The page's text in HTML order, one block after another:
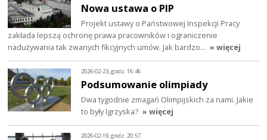
Nowa ustawa o PIP
Projekt ustawy o Państwowej Inspekcji Pracy
zakłada lepszą ochronę prawa pracowników i ograniczenie
nadużywania tak zwanych fikcyjnych umów. Jak bardzo… » więcej
2026-02-23, godz. 16:46
Podsumowanie olimpiady
Dwa tygodnie zmagań Olimpijskich za nami. Jakie
to były Igrzyska? » więcej
2026-02-19, godz. 20:57